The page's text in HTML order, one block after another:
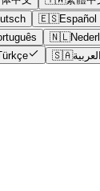
🇪🇸Español
🇳🇱
🇸🇦العربية